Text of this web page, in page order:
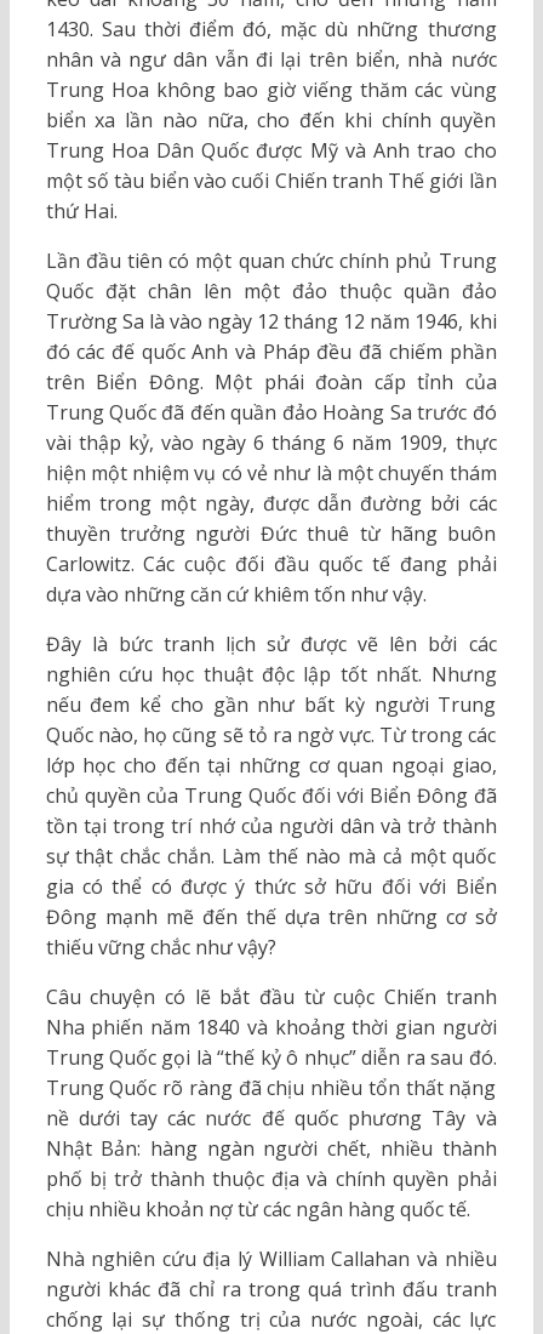
1430. Sau thời điểm đó, mặc dù những thương
nhân và ngư dân vẫn đi lại trên biển, nhà nước
Trung Hoa không bao giờ viếng thăm các vùng
biển xa lần nào nữa, cho đến khi chính quyền
Trung Hoa Dân Quốc được Mỹ và Anh trao cho
một số tàu biển vào cuối Chiến tranh Thế giới lần
thứ Hai.
Lần đầu tiên có một quan chức chính phủ Trung
Quốc đặt chân lên một đảo thuộc quần đảo
Trường Sa là vào ngày 12 tháng 12 năm 1946, khi
đó các đế quốc Anh và Pháp đều đã chiếm phần
trên Biển Đông. Một phái đoàn cấp tỉnh của
Trung Quốc đã đến quần đảo Hoàng Sa trước đó
vài thập kỷ, vào ngày 6 tháng 6 năm 1909, thực
hiện một nhiệm vụ có vẻ như là một chuyến thám
hiểm trong một ngày, được dẫn đường bởi các
thuyền trưởng người Đức thuê từ hãng buôn
Carlowitz. Các cuộc đối đầu quốc tế đang phải
dựa vào những căn cứ khiêm tốn như vậy.
Đây là bức tranh lịch sử được vẽ lên bởi các
nghiên cứu học thuật độc lập tốt nhất. Nhưng
nếu đem kể cho gần như bất kỳ người Trung
Quốc nào, họ cũng sẽ tỏ ra ngờ vực. Từ trong các
lớp học cho đến tại những cơ quan ngoại giao,
chủ quyền của Trung Quốc đối với Biển Đông đã
tồn tại trong trí nhớ của người dân và trở thành
sự thật chắc chắn. Làm thế nào mà cả một quốc
gia có thể có được ý thức sở hữu đối với Biển
Đông mạnh mẽ đến thế dựa trên những cơ sở
thiếu vững chắc như vậy?
Câu chuyện có lẽ bắt đầu từ cuộc Chiến tranh
Nha phiến năm 1840 và khoảng thời gian người
Trung Quốc gọi là “thế kỷ ô nhục” diễn ra sau đó.
Trung Quốc rõ ràng đã chịu nhiều tổn thất nặng
nề dưới tay các nước đế quốc phương Tây và
Nhật Bản: hàng ngàn người chết, nhiều thành
phố bị trở thành thuộc địa và chính quyền phải
chịu nhiều khoản nợ từ các ngân hàng quốc tế.
Nhà nghiên cứu địa lý William Callahan và nhiều
người khác đã chỉ ra trong quá trình đấu tranh
chống lại sự thống trị của nước ngoài, các lực